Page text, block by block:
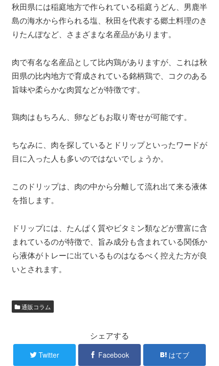
秋田県には稲庭地方で作られている稲庭うどん、男鹿半
島の海水から作られる塩、秋田を代表する郷土料理のき
りたんぽなど、さまざまな名産品があります。
肉で有名な名産品として比内鶏がありますが、これは秋
田県の比内地方で育成されている銘柄鶏で、コクのある
旨味や柔らかな肉質などが特徴です。
鶏肉はもちろん、卵などもお取り寄せが可能です。
ちなみに、肉を探しているとドリップといったワードが
目に入った人も多いのではないでしょうか。
このドリップは、肉の中から分離して流れ出て来る液体
を指します。
ドリップには、たんぱく質やビタミン類などが豊富に含
まれているのが特徴で、旨み成分も含まれている関係か
ら液体がトレーに出ているものはなるべく控えた方が良
いとされます。
通販コラム
シェアする
Twitter Facebook はてブ